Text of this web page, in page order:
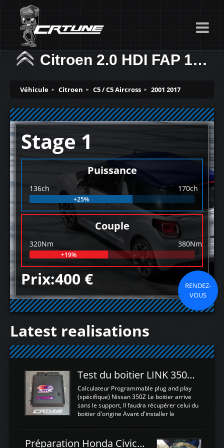
Citroen 2.0 HDI FAP 136ch
Véhicule Citroen C5 / C5 Aircross 2001 2017
Stage 1
Puissance
136ch 170ch
+25%
Couple
320Nm 380Nm
+19%
Prix:400 €
RENDEZ-
VOUS
Latest realisations
Test du boitier LINK 350Z Plugin ECU
Calculateur Programmable plug and play
(spécifique) Nissan 350Z Le boitier arrive
sans le support, Il faudra récupérer celui du
boitier d'origine Avant d'installer le
d'envoyer l'information de la large bande
Préparation Honda Civic Type R FK2